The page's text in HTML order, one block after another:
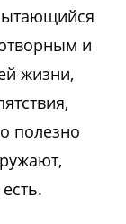
и
жизни,
полезно